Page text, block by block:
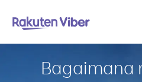
Bagaimana